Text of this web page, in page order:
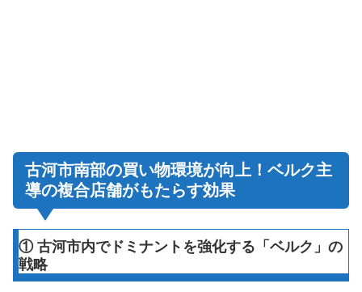
古河市南部の買い物環境が向上！ベルク主
導の複合店舗がもたらす効果
① 古河市内でドミナントを強化する「ベルク」の
戦略